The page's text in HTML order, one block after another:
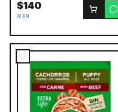
$140
MXN